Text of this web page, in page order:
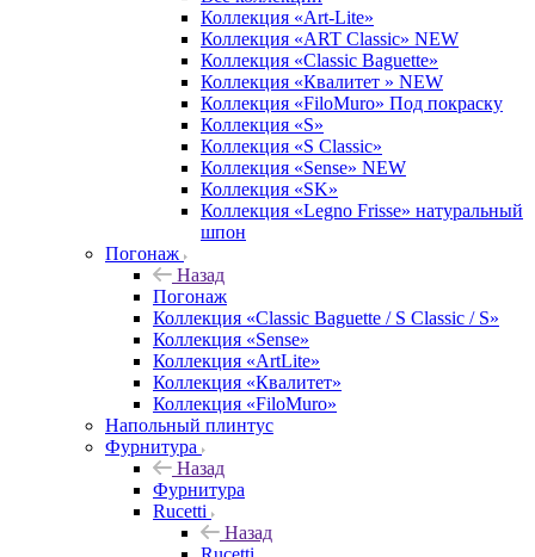
Коллекция «Art-Lite»
Коллекция «ART Classic» NEW
Коллекция «Classic Baguette»
Коллекция «Квалитет » NEW
Коллекция «FiloMuro» Под покраску
Коллекция «S»
Коллекция «S Classic»
Коллекция «Sense» NEW
Коллекция «SK»
Коллекция «Legno Frisse» натуральный
шпон
Погонаж
Назад
Погонаж
Коллекция «Classic Baguette / S Classic / S»
Коллекция «Sense»
Коллекция «ArtLite»
Коллекция «Квалитет»
Коллекция «FiloMuro»
Напольный плинтус
Фурнитура
Назад
Фурнитура
Rucetti
Назад